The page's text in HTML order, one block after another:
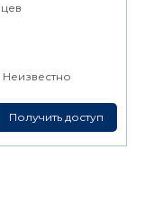
Неизвестно
Получить доступ